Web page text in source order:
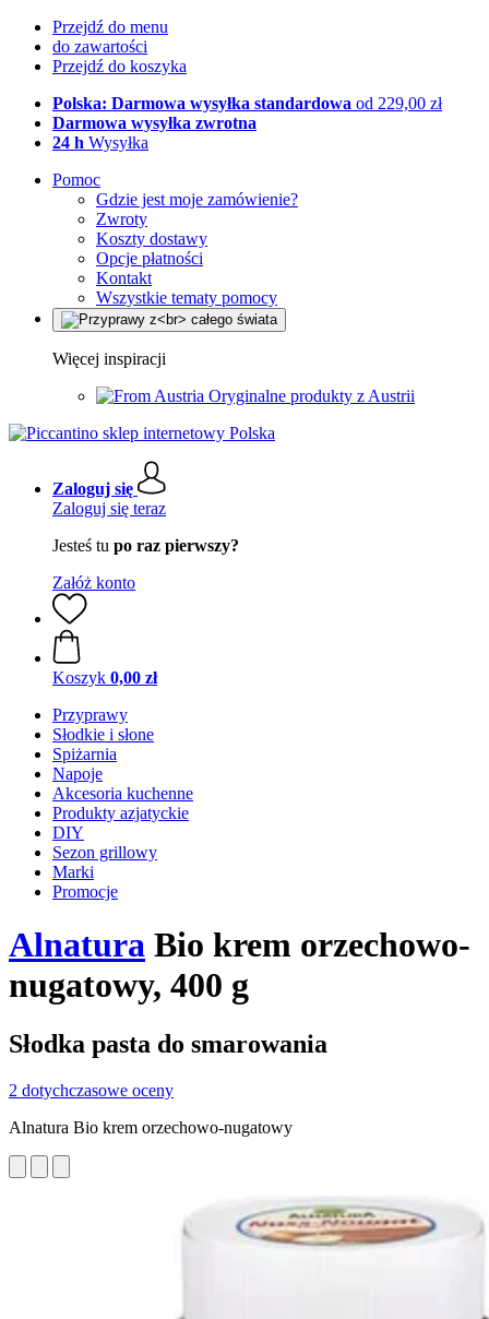
Przejdź do menu
do zawartości
Przejdź do koszyka
Polska: Darmowa wysyłka standardowa od 229,00 zł
Darmowa wysyłka zwrotna
24 h Wysyłka
Pomoc
Gdzie jest moje zamówienie?
Zwroty
Koszty dostawy
Opcje płatności
Kontakt
Wszystkie tematy pomocy
Więcej inspiracji
Oryginalne produkty z Austrii
Zaloguj się
Zaloguj się teraz
Jesteś tu po raz pierwszy?
Załóż konto
Koszyk 0,00 zł
Przyprawy
Słodkie i słone
Spiżarnia
Napoje
Akcesoria kuchenne
Produkty azjatyckie
DIY
Sezon grillowy
Marki
Promocje
Alnatura Bio krem orzechowo-
nugatowy, 400 g
Słodka pasta do smarowania
2 dotychczasowe oceny
Alnatura Bio krem orzechowo-nugatowy